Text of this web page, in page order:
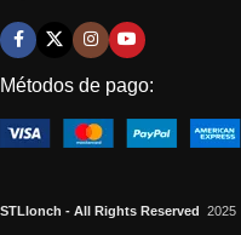
Métodos de pago:
STLlonch - All Rights Reserved 2025